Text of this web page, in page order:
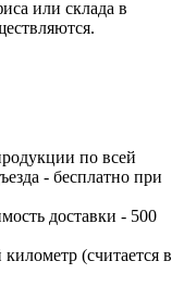
или склада в
по всей
- бесплатно при
доставки - 500
(считается в